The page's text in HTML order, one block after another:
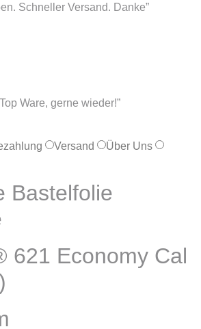
Schneller Versand. Danke”
Ware, gerne wieder!”
Versand
Über Uns
Bastelfolie
621 Economy Cal